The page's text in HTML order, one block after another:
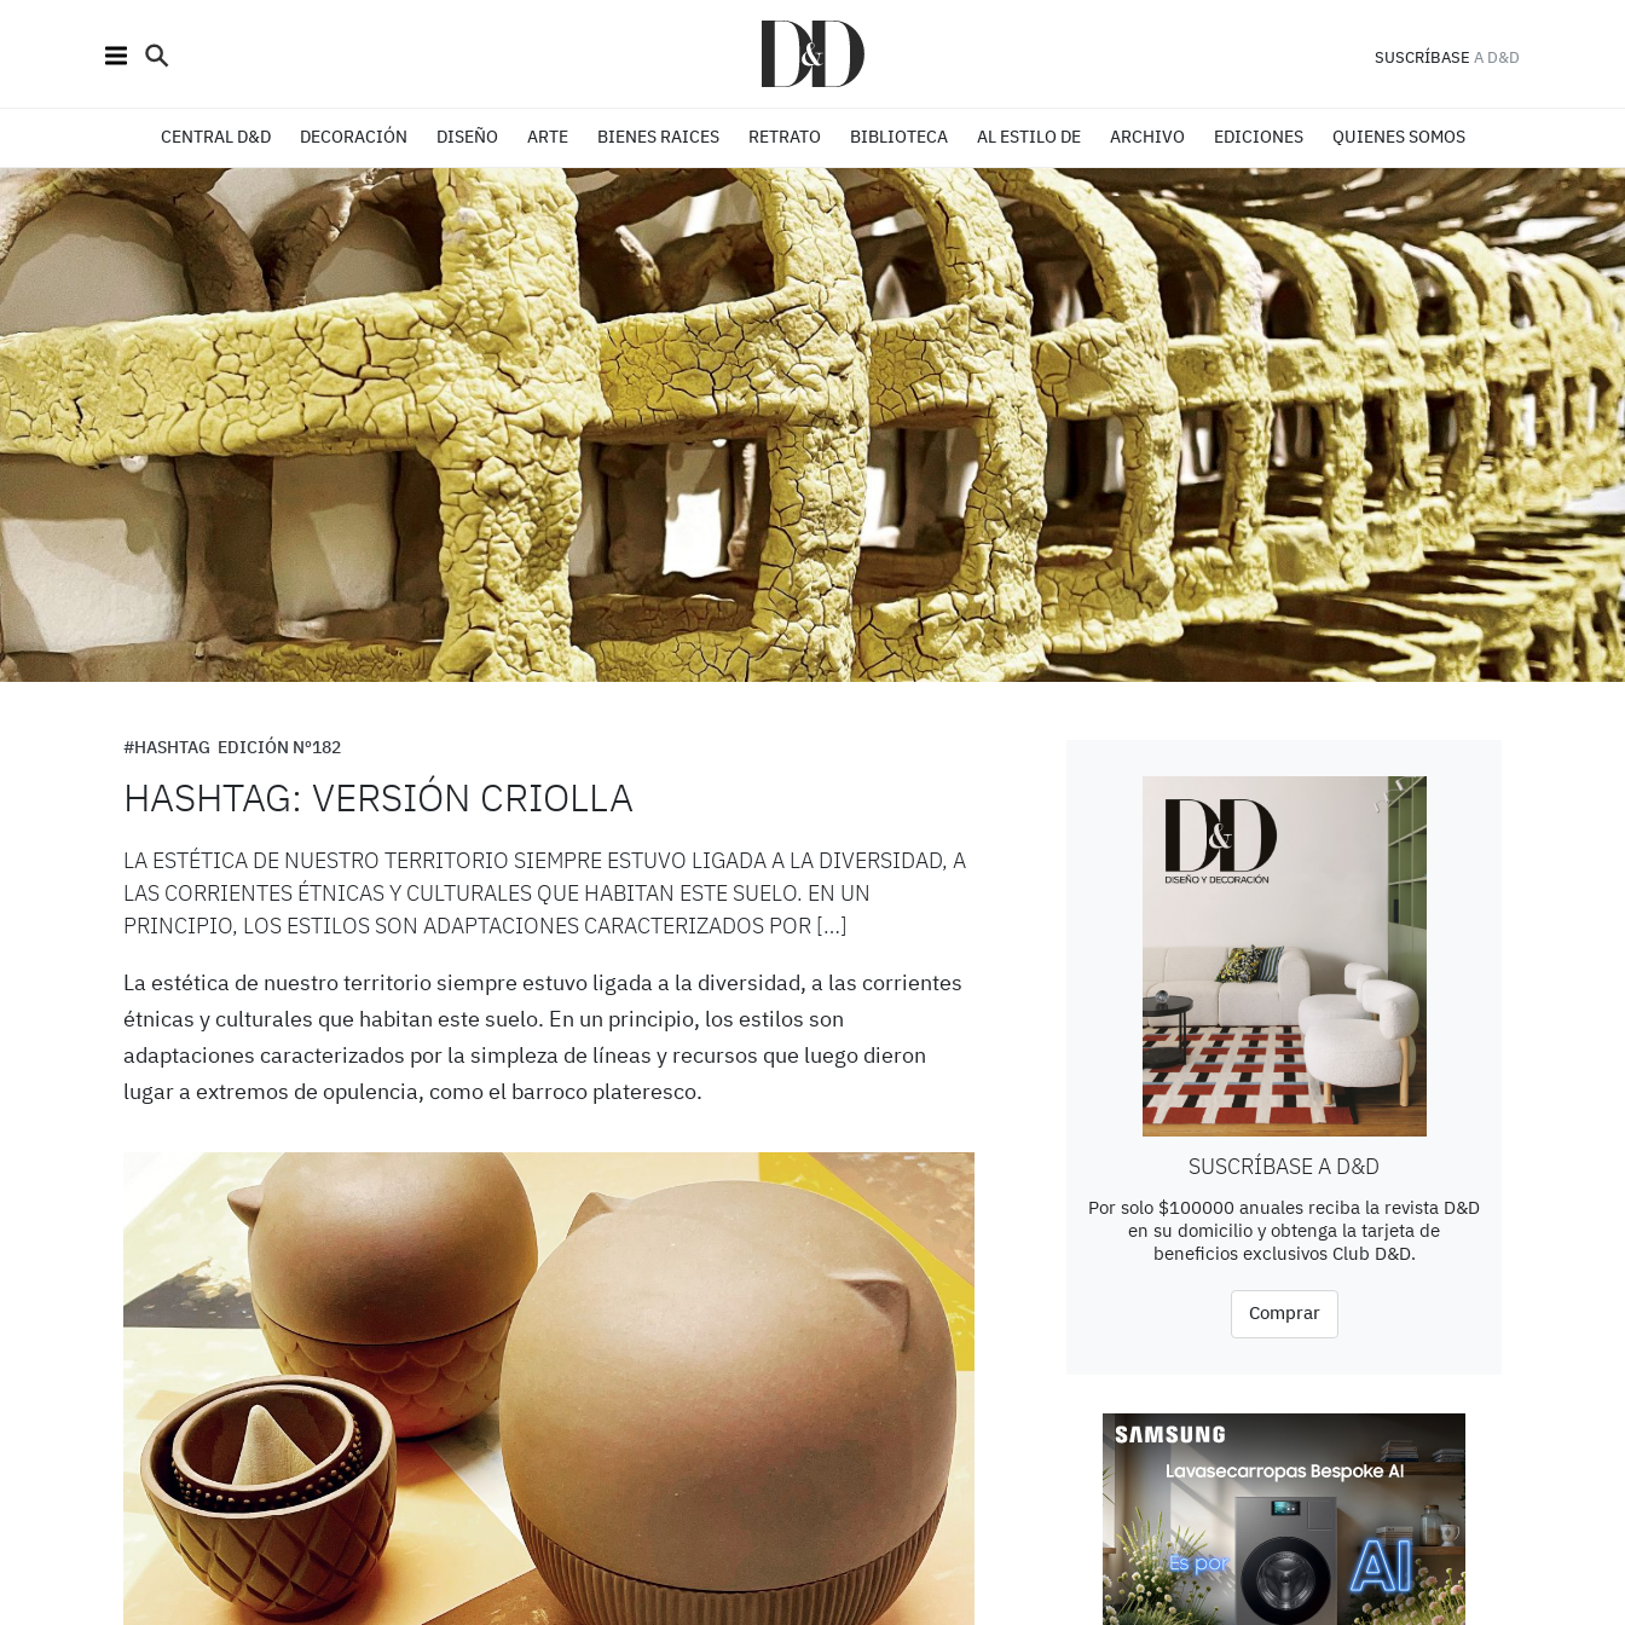
SUSCRÍBASE A D&D
CENTRAL D&D DECORACIÓN DISEÑO ARTE BIENES RAICES RETRATO BIBLIOTECA AL ESTILO DE ARCHIVO EDICIONES QUIENES SOMOS
#HASHTAG EDICIÓN Nº182
HASHTAG: VERSIÓN CRIOLLA
LA ESTÉTICA DE NUESTRO TERRITORIO SIEMPRE ESTUVO LIGADA A LA DIVERSIDAD, A
LAS CORRIENTES ÉTNICAS Y CULTURALES QUE HABITAN ESTE SUELO. EN UN
PRINCIPIO, LOS ESTILOS SON ADAPTACIONES CARACTERIZADOS POR […]
La estética de nuestro territorio siempre estuvo ligada a la diversidad, a las corrientes
étnicas y culturales que habitan este suelo. En un principio, los estilos son
adaptaciones caracterizados por la simpleza de líneas y recursos que luego dieron
lugar a extremos de opulencia, como el barroco plateresco.
SUSCRÍBASE A D&D
Por solo $100000 anuales reciba la revista D&D
en su domicilio y obtenga la tarjeta de
beneficios exclusivos Club D&D.
Comprar